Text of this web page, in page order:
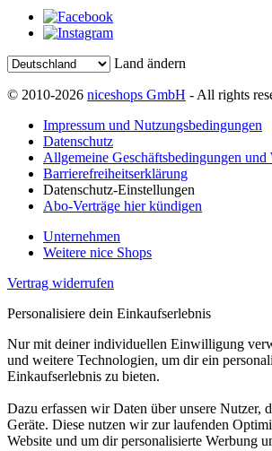
Land ändern
© 2010-2026 niceshops GmbH - All rights
Impressum und Nutzungsbedingungen
Datenschutz
Allgemeine Geschäftsbedingungen
Barrierefreiheitserklärung
Datenschutz-Einstellungen
Abo-Verträge hier kündigen
Unternehmen
Weitere nice Shops
Vertrag widerrufen
Personalisiere dein Einkaufserlebnis
Nur mit deiner individuellen Einwilligung
und weitere Technologien, um dir ein
Einkaufserlebnis zu bieten.
Dazu erfassen wir Daten über unsere Nutzer,
Geräte. Diese nutzen wir zur laufenden
Website und um dir personalisierte Werbung